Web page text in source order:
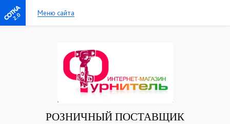
2.0 Меню сайта
РОЗНИЧНЫЙ ПОСТАВЩИК